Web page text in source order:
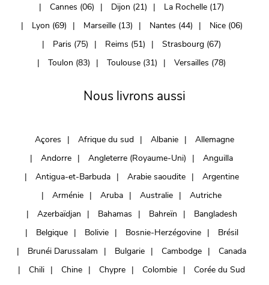
Cannes (06)
Dijon (21)
La Rochelle (17)
Lyon (69)
Marseille (13) Nantes (44)
Nice (06)
Paris (75)
Reims (51)
Strasbourg (67)
Toulon (83)
Toulouse (31) Versailles (78)
Nous livrons aussi
Açores Afrique du sud Albanie
Allemagne
Andorre
Angleterre (Royaume-Uni)
Anguilla
Antigua-et-Barbuda
Arabie saoudite
Argentine
Arménie
Aruba Australie
Autriche
Azerbaïdjan
Bahamas Bahreïn
Bangladesh
Belgique
Bolivie Bosnie-Herzégovine
Brésil
Brunéi Darussalam
Bulgarie Cambodge
Canada
Chili
Chine Chypre Colombie
Corée du Sud